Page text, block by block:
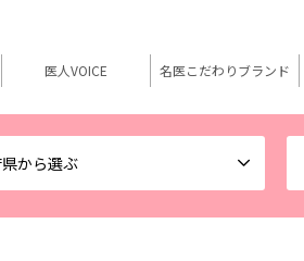
から選ぶ
医人VOICE 名医こだわりブランド